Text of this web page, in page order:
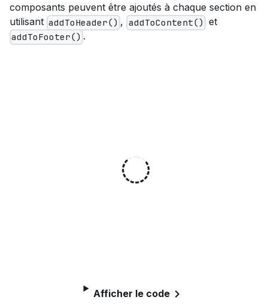
composants peuvent être ajoutés à chaque section en
utilisant addToHeader() , addToContent() et
addToFooter() .
Afficher le code